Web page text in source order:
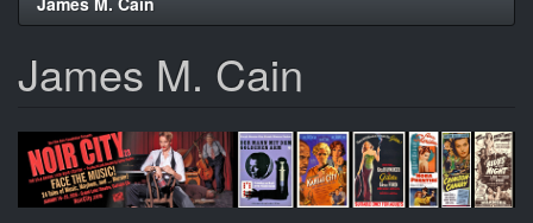
James M. Cain